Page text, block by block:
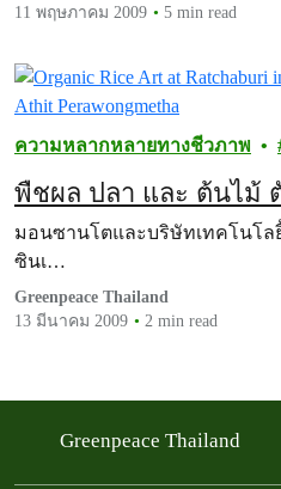
11 พฤษภาคม 2009
5 min read
ความหลากหลายทางชีวภาพ
พืชผล ปลา และ ต้นไม้
มอนซานโตและบริษัทเทคโนโล
ซินเ…
Greenpeace Thailand
13 มีนาคม 2009
2 min read
Greenpeace Thailand